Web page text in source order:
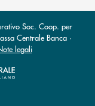
Soc. Coop. per
Centrale Banca ·
legali